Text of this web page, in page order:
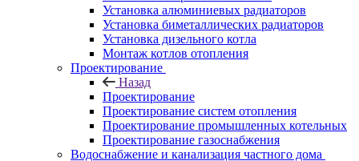
Установка алюминиевых радиаторов
Установка биметаллических радиаторов
Установка дизельного котла
Монтаж котлов отопления
Проектирование
Назад
Проектирование
Проектирование систем отопления
Проектирование промышленных котельных
Проектирование газоснабжения
Водоснабжение и канализация частного дома